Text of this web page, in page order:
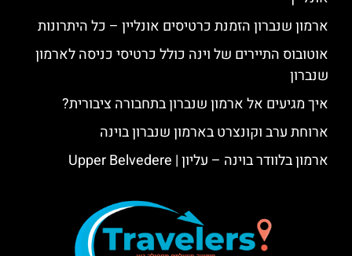
ארמון שנברון הזמנת כרטיסים אונליין – כל היתרונות
אוטובוס התיירים של וינה כולל כרטיסי כניסה לארמון
שנברון
איך מגיעים אל ארמון שנברון בתחבורה ציבורית?
ארוחת ערב וקונצרט בארמון שנברון בוינה
ארמון בלוודר בוינה – עליון | Upper Belvedere